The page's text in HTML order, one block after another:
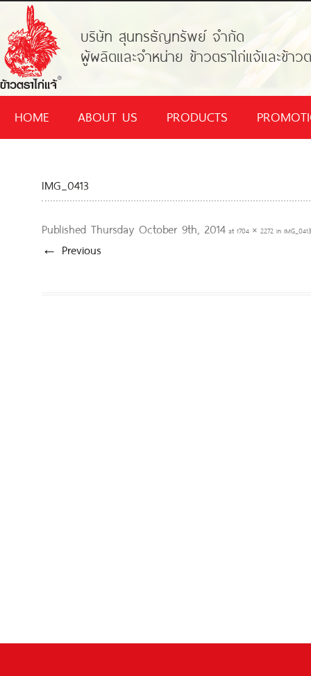
บริษัท สุนทรธัญทรัพย์ จำกัด
ผู้ผลิตและจำหน่าย ข้าวตราไก่แจ้และข้าวต
HOME ABOUT US PRODUCTS
IMG_0413
Published Thursday October 9th, 2014 at 1704 × 2272 in IMG_0413
← Previous